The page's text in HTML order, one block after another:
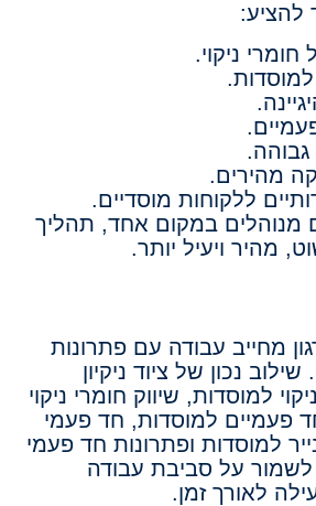
להציע:
חומרי ניקוי.
למוסדות.
גבוהה.
מהירים.
ללקוחות מוסדיים.
מנוהלים במקום אחד, תהליך
מהיר ויעיל יותר.
מחייב עבודה עם פתרונות
נכון של ציוד ניקיון
למוסדות, שיווק חומרי ניקוי
פעמיים למוסדות, חד פעמי
למוסדות ופתרונות חד פעמי
על סביבת עבודה
לאורך זמן.